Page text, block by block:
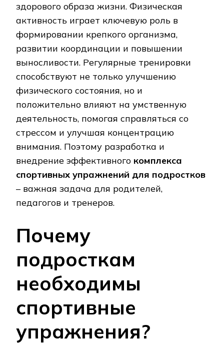
здорового образа жизни. Физическая
активность играет ключевую роль в
формировании крепкого организма‚
развитии координации и повышении
выносливости. Регулярные тренировки
способствуют не только улучшению
физического состояния‚ но и
положительно влияют на умственную
деятельность‚ помогая справляться со
стрессом и улучшая концентрацию
внимания. Поэтому разработка и
внедрение эффективного комплекса
спортивных упражнений для подростков
– важная задача для родителей‚
педагогов и тренеров.
Почему
подросткам
необходимы
спортивные
упражнения?